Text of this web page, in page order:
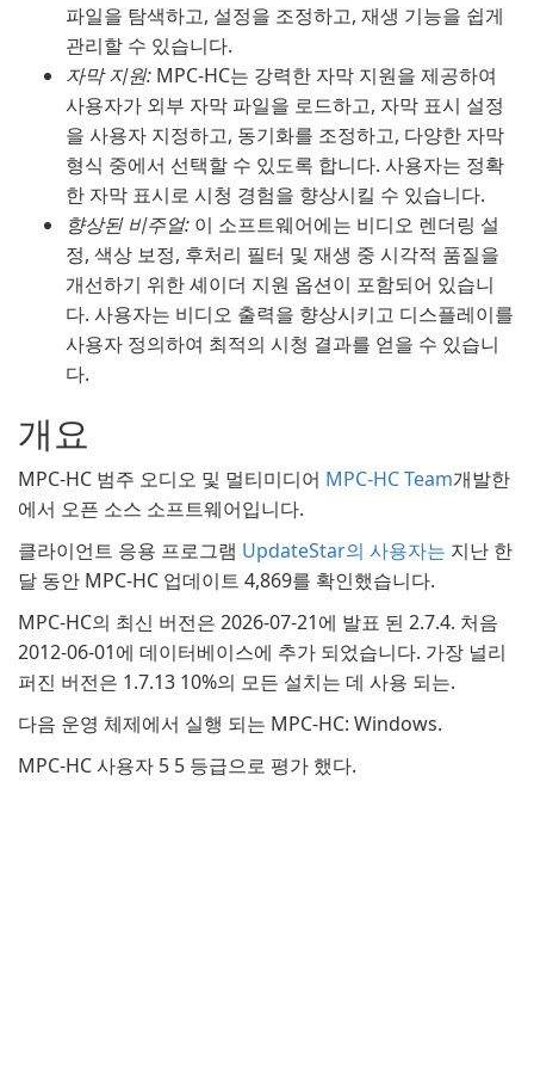
파일을 탐색하고, 설정을 조정하고, 재생 기능을 쉽게
관리할 수 있습니다.
자막 지원: MPC-HC는 강력한 자막 지원을 제공하여
사용자가 외부 자막 파일을 로드하고, 자막 표시 설정
을 사용자 지정하고, 동기화를 조정하고, 다양한 자막
형식 중에서 선택할 수 있도록 합니다. 사용자는 정확
한 자막 표시로 시청 경험을 향상시킬 수 있습니다.
향상된 비주얼: 이 소프트웨어에는 비디오 렌더링 설
정, 색상 보정, 후처리 필터 및 재생 중 시각적 품질을
개선하기 위한 셰이더 지원 옵션이 포함되어 있습니
다. 사용자는 비디오 출력을 향상시키고 디스플레이를
사용자 정의하여 최적의 시청 결과를 얻을 수 있습니
다.
개요
MPC-HC 범주 오디오 및 멀티미디어 MPC-HC Team개발한
에서 오픈 소스 소프트웨어입니다.
클라이언트 응용 프로그램 UpdateStar의 사용자는 지난 한
달 동안 MPC-HC 업데이트 4,869를 확인했습니다.
MPC-HC의 최신 버전은 2026-07-21에 발표 된 2.7.4. 처음
2012-06-01에 데이터베이스에 추가 되었습니다. 가장 널리
퍼진 버전은 1.7.13 10%의 모든 설치는 데 사용 되는.
다음 운영 체제에서 실행 되는 MPC-HC: Windows.
MPC-HC 사용자 5 5 등급으로 평가 했다.